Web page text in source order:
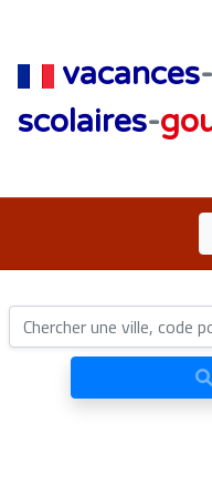
vacances-
scolaires-